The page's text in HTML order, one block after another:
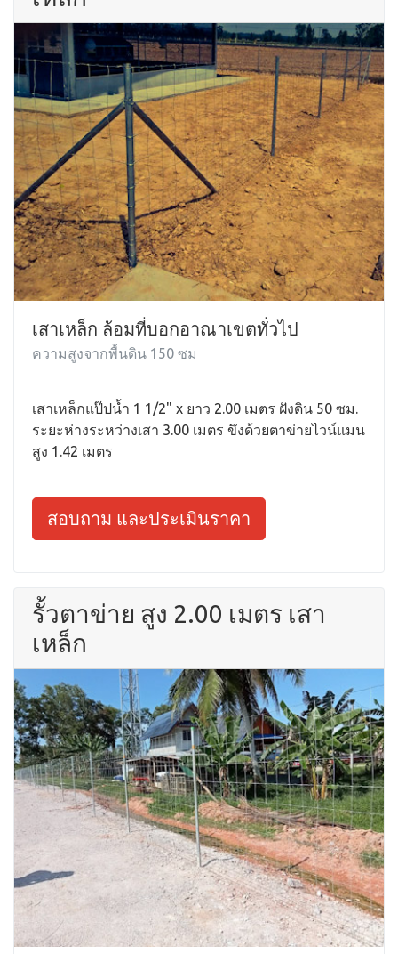
เสาเหล็ก ล้อมที่บอกอาณาเขตทั่วไป
ความสูงจากพื้นดิน 150 ซม
เสาเหล็กแป๊ปน้ำ 1 1/2" x ยาว 2.00 เมตร ฝังดิน 50 ซม.
ระยะห่างระหว่างเสา 3.00 เมตร ขึงด้วยตาข่ายไวน์แมน
สูง 1.42 เมตร
สอบถาม และประเมินราคา
รั้วตาข่าย สูง 2.00 เมตร เสา
เหล็ก